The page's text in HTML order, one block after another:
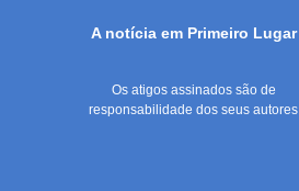
A notícia em Primeiro Lugar
Os atigos assinados são de
responsabilidade dos seus autores